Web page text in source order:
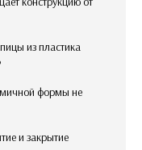
и закрытие